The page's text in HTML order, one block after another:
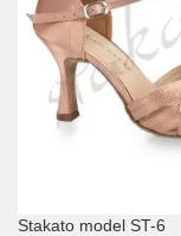
Stakato model ST-6